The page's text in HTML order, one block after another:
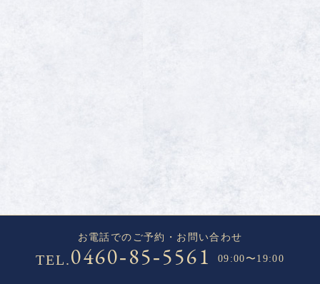
お電話でのご予約・お問い合わせ
TEL.0460-85-5561 09:00〜19:00